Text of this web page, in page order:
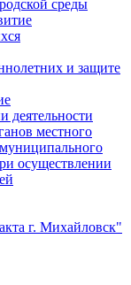
среды
и защите
деятельности
местного
осуществлении
г. Михайловск"